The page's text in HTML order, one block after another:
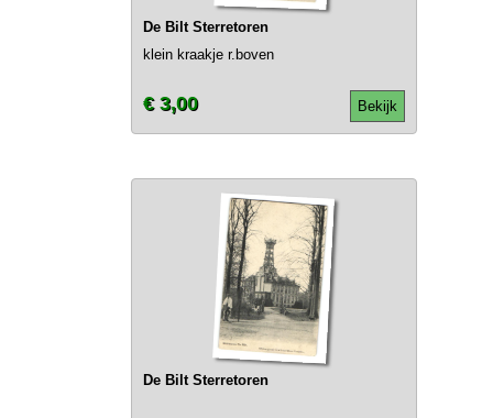
De Bilt Sterretoren
klein kraakje r.boven
Bekijk
€ 3,00
De Bilt Sterretoren